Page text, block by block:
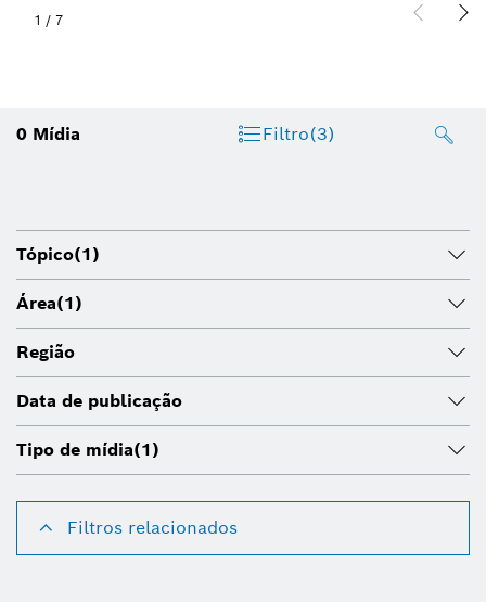
1 / 7
0 Mídia Filtro(3)
Tópico(1)
Área(1)
Região
Data de publicação
Tipo de mídia(1)
Filtros relacionados